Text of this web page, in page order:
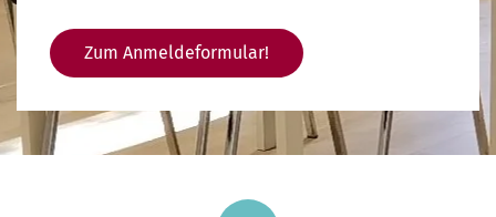
Zum Anmeldeformular!